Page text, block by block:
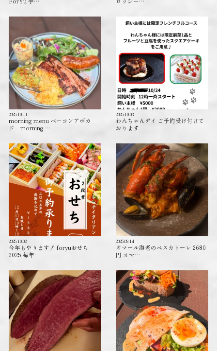
2025.10.11
morning menu ベーコンアボカ
ド morning …
2025.10.03
わんちゃんデイ ご予約受け付けて
おります️
2025.10.02
今年もやります！ foryuおせち
2025 毎年…
2025.09.14
オマール海老のペスカトーレ 2680
円 オマ…